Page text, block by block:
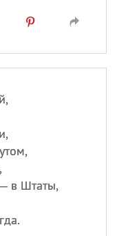
в Штаты,